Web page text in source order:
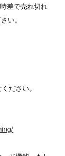
差で売れ切れ
い。
ださい。